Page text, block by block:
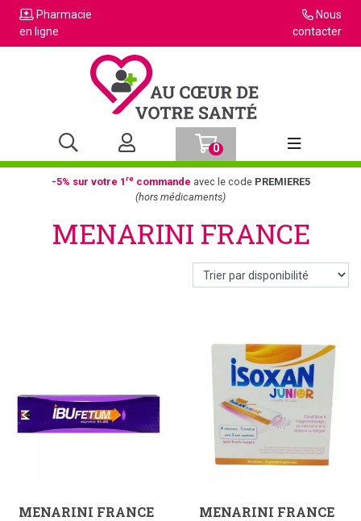
Pharmacie
en ligne
Nous
contacter
0
Afficher la
-5% sur votre 1recommande avec le code PREMIERE5
(hors médicaments)
MENARINI FRANCE
MENARINI FRANCE MENARINI FRANCE